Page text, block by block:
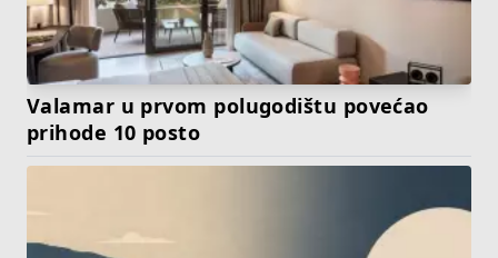
Valamar u prvom polugodištu povećao
prihode 10 posto